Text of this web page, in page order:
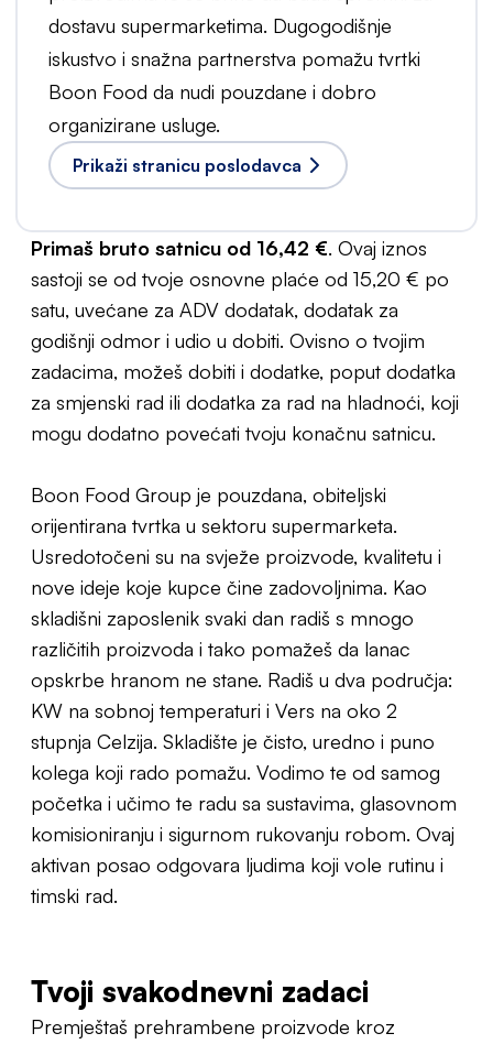
dostavu supermarketima. Dugogodišnje
iskustvo i snažna partnerstva pomažu tvrtki
Boon Food da nudi pouzdane i dobro
organizirane usluge.
Prikaži stranicu poslodavca
Primaš bruto satnicu od 16,42 €. Ovaj iznos
sastoji se od tvoje osnovne plaće od 15,20 € po
satu, uvećane za ADV dodatak, dodatak za
godišnji odmor i udio u dobiti. Ovisno o tvojim
zadacima, možeš dobiti i dodatke, poput dodatka
za smjenski rad ili dodatka za rad na hladnoći, koji
mogu dodatno povećati tvoju konačnu satnicu.
Boon Food Group je pouzdana, obiteljski
orijentirana tvrtka u sektoru supermarketa.
Usredotočeni su na svježe proizvode, kvalitetu i
nove ideje koje kupce čine zadovoljnima. Kao
skladišni zaposlenik svaki dan radiš s mnogo
različitih proizvoda i tako pomažeš da lanac
opskrbe hranom ne stane. Radiš u dva područja:
KW na sobnoj temperaturi i Vers na oko 2
stupnja Celzija. Skladište je čisto, uredno i puno
kolega koji rado pomažu. Vodimo te od samog
početka i učimo te radu sa sustavima, glasovnom
komisioniranju i sigurnom rukovanju robom. Ovaj
aktivan posao odgovara ljudima koji vole rutinu i
timski rad.
Tvoji svakodnevni zadaci
Premještaš prehrambene proizvode kroz